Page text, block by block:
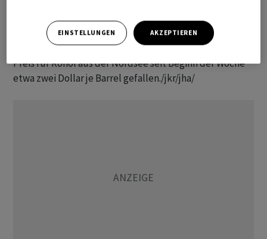
wirtschaftlichen Entwicklung geliefert. Nachdem die
Ölpreise in den vergangenen Wochen stark gestiegen
waren, sind sie seit Montag zurückgegangen. So ist der
Preis für Rohöl aus der Nordsee seit Beginn der Woche
etwa zwei Dollar je Barrel gefallen./jkr/jha/
EINSTELLUNGEN AKZEPTIEREN